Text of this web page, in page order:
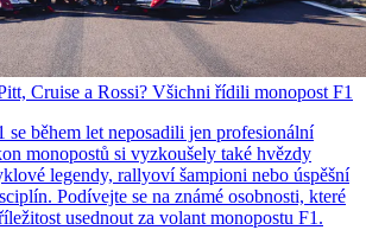
Cruise a Rossi? Všichni řídili monopost F1
během let neposadili jen profesionální
monopostů si vyzkoušely také hvězdy
legendy, rallyoví šampioni nebo úspěšní
Podívejte se na známé osobnosti, které
usednout za volant monopostu F1.